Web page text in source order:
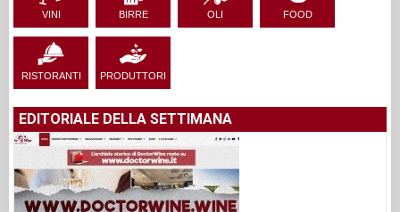
VINI BIRRE OLI FOOD
RISTORANTI PRODUTTORI
EDITORIALE DELLA SETTIMANA